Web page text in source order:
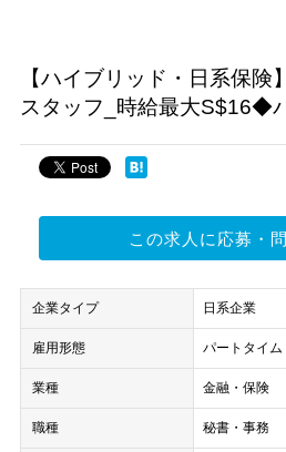
【ハイブリッド・日系保険
スタッフ_時給最大S$16◆
この求人に応募・
企業タイプ 日系企業
雇用形態 パートタイム
業種 金融・保険
職種 秘書・事務